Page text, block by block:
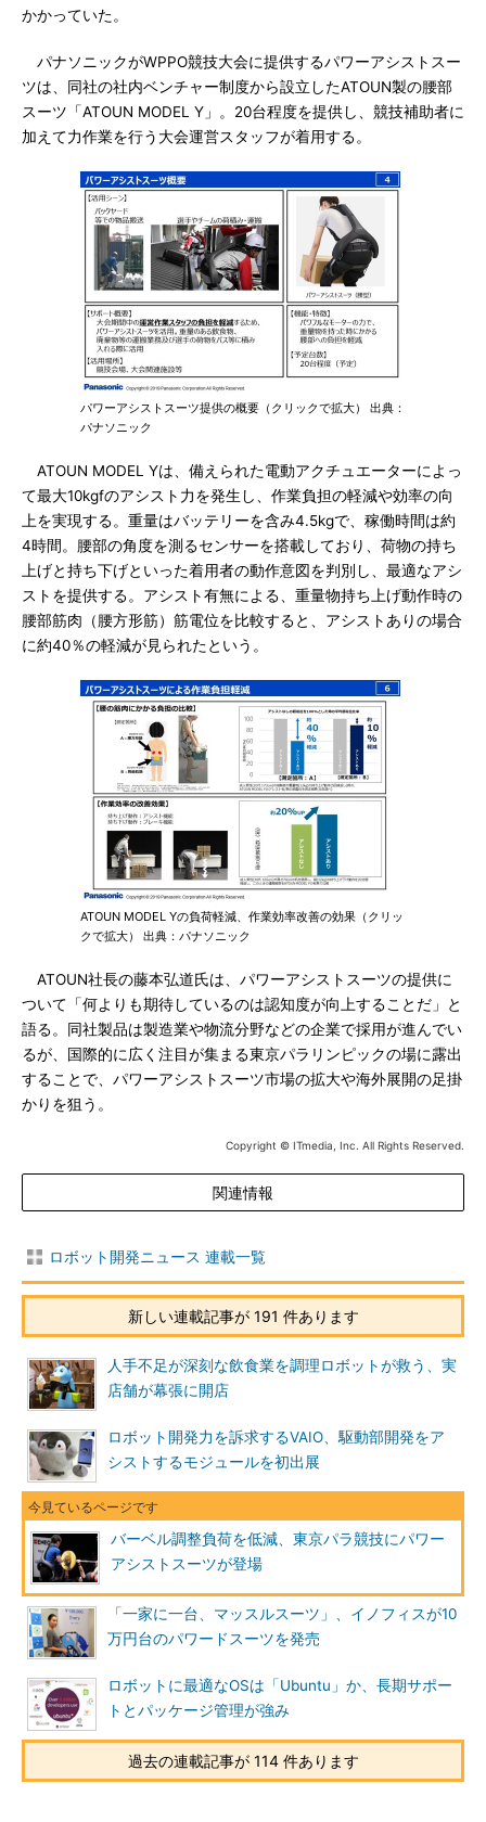
かかっていた。
パナソニックがWPPO競技大会に提供するパワーアシストスー
ツは、同社の社内ベンチャー制度から設立したATOUN製の腰部
スーツ「ATOUN MODEL Y」。20台程度を提供し、競技補助者に
加えて力作業を行う大会運営スタッフが着用する。
パワーアシストスーツ提供の概要（クリックで拡大） 出典：
パナソニック
ATOUN MODEL Yは、備えられた電動アクチュエーターによっ
て最大10kgfのアシスト力を発生し、作業負担の軽減や効率の向
上を実現する。重量はバッテリーを含み4.5kgで、稼働時間は約
4時間。腰部の角度を測るセンサーを搭載しており、荷物の持ち
上げと持ち下げといった着用者の動作意図を判別し、最適なアシ
ストを提供する。アシスト有無による、重量物持ち上げ動作時の
腰部筋肉（腰方形筋）筋電位を比較すると、アシストありの場合
に約40％の軽減が見られたという。
ATOUN MODEL Yの負荷軽減、作業効率改善の効果（クリッ
クで拡大） 出典：パナソニック
ATOUN社長の藤本弘道氏は、パワーアシストスーツの提供に
ついて「何よりも期待しているのは認知度が向上することだ」と
語る。同社製品は製造業や物流分野などの企業で採用が進んでい
るが、国際的に広く注目が集まる東京パラリンピックの場に露出
することで、パワーアシストスーツ市場の拡大や海外展開の足掛
かりを狙う。
Copyright © ITmedia, Inc. All Rights Reserved.
関連情報
ロボット開発ニュース 連載一覧
新しい連載記事が 191 件あります
人手不足が深刻な飲食業を調理ロボットが救う、実
店舗が幕張に開店
ロボット開発力を訴求するVAIO、駆動部開発をア
シストするモジュールを初出展
バーベル調整負荷を低減、東京パラ競技にパワー
アシストスーツが登場
「一家に一台、マッスルスーツ」、イノフィスが10
万円台のパワードスーツを発売
ロボットに最適なOSは「Ubuntu」か、長期サポー
トとパッケージ管理が強み
過去の連載記事が 114 件あります